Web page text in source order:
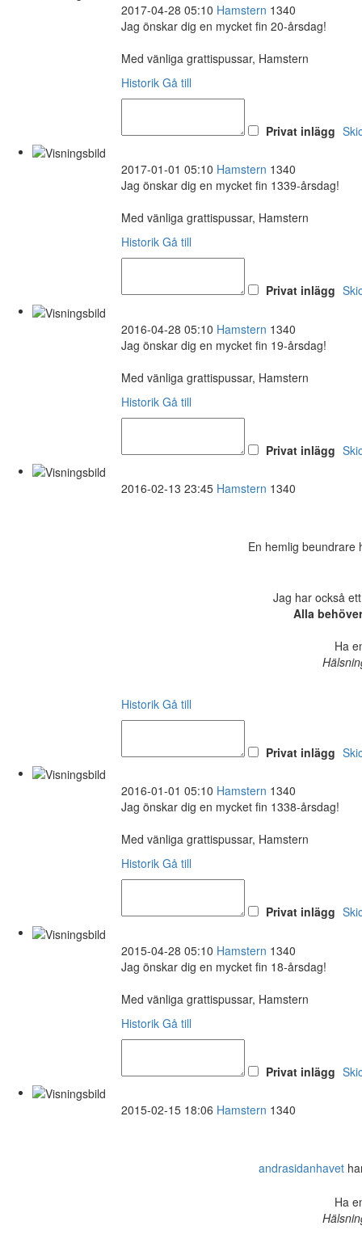
2017-04-28 05:10 Hamstern 1340
Jag önskar dig en mycket fin 20-årsdag!
Med vänliga grattispussar, Hamstern
Historik Gå till
Privat inlägg
2017-01-01 05:10 Hamstern 1340
Jag önskar dig en mycket fin 1339-årsdag!
Med vänliga grattispussar, Hamstern
Historik Gå till
Privat inlägg
2016-04-28 05:10 Hamstern 1340
Jag önskar dig en mycket fin 19-årsdag!
Med vänliga grattispussar, Hamstern
Historik Gå till
Privat inlägg
2016-02-13 23:45 Hamstern 1340
En hemlig beundrare
Jag har också
Alla
Ha
Historik Gå till
Privat inlägg
2016-01-01 05:10 Hamstern 1340
Jag önskar dig en mycket fin 1338-årsdag!
Med vänliga grattispussar, Hamstern
Historik Gå till
Privat inlägg
2015-04-28 05:10 Hamstern 1340
Jag önskar dig en mycket fin 18-årsdag!
Med vänliga grattispussar, Hamstern
Historik Gå till
Privat inlägg
2015-02-15 18:06 Hamstern 1340
andrasidanhavet
Ha